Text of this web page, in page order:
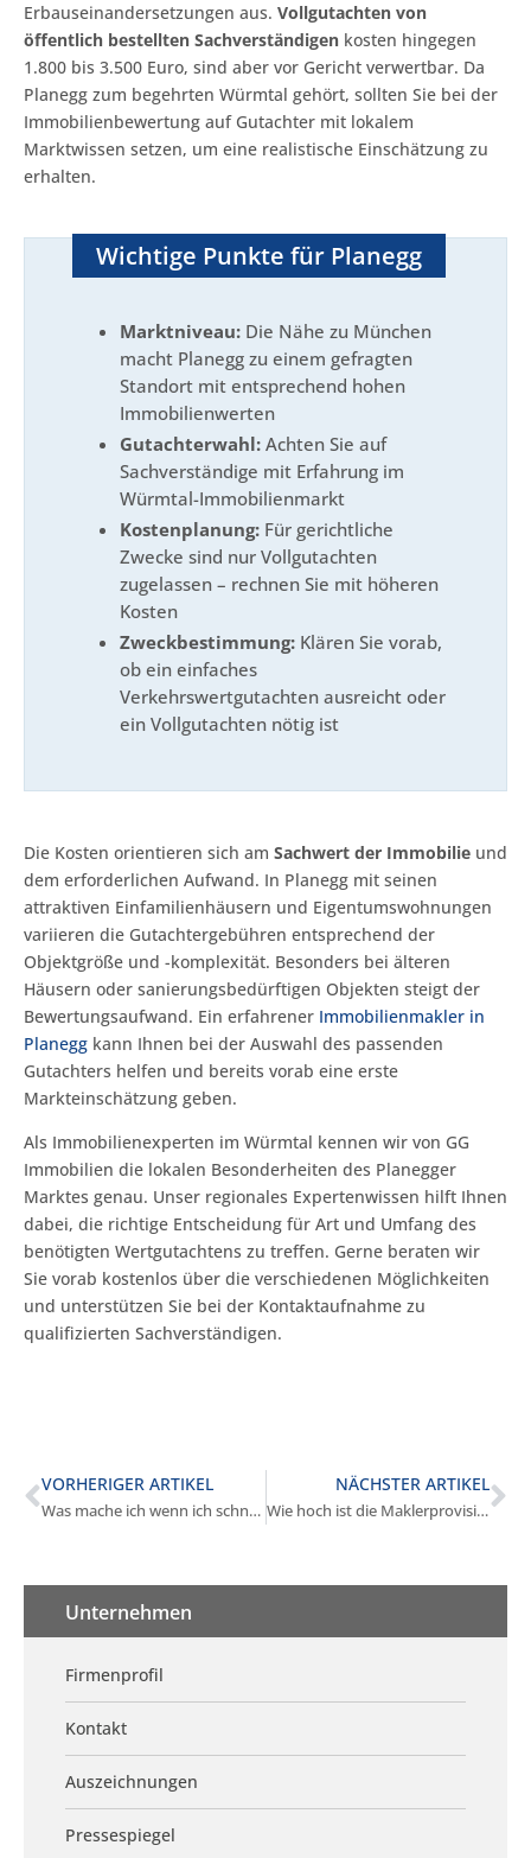
Erbauseinandersetzungen aus. Vollgutachten von
öffentlich bestellten Sachverständigen kosten hingegen
1.800 bis 3.500 Euro, sind aber vor Gericht verwertbar. Da
Planegg zum begehrten Würmtal gehört, sollten Sie bei der
Immobilienbewertung auf Gutachter mit lokalem
Marktwissen setzen, um eine realistische Einschätzung zu
erhalten.
Wichtige Punkte für Planegg
Marktniveau: Die Nähe zu München
macht Planegg zu einem gefragten
Standort mit entsprechend hohen
Immobilienwerten
Gutachterwahl:Achten Sie auf
Sachverständige mit Erfahrung im
Würmtal-Immobilienmarkt
Kostenplanung: Für gerichtliche
Zwecke sind nur Vollgutachten
zugelassen – rechnen Sie mit höheren
Kosten
Zweckbestimmung: Klären Sie vorab,
ob ein einfaches
Verkehrswertgutachten ausreicht oder
ein Vollgutachten nötig ist
Die Kosten orientieren sich am Sachwert der Immobilie und
dem erforderlichen Aufwand. In Planegg mit seinen
attraktiven Einfamilienhäusern und Eigentumswohnungen
variieren die Gutachtergebühren entsprechend der
Objektgröße und -komplexität. Besonders bei älteren
Häusern oder sanierungsbedürftigen Objekten steigt der
Bewertungsaufwand. Ein erfahrener Immobilienmakler in
Planegg kann Ihnen bei der Auswahl des passenden
Gutachters helfen und bereits vorab eine erste
Markteinschätzung geben.
Als Immobilienexperten im Würmtal kennen wir von GG
Immobilien die lokalen Besonderheiten des Planegger
Marktes genau. Unser regionales Expertenwissen hilft Ihnen
dabei, die richtige Entscheidung für Art und Umfang des
benötigten Wertgutachtens zu treffen. Gerne beraten wir
Sie vorab kostenlos über die verschiedenen Möglichkeiten
und unterstützen Sie bei der Kontaktaufnahme zu
qualifizierten Sachverständigen.
VORHERIGER ARTIKEL
Was mache ich wenn ich schnell verkaufen muss in Planegg?
NÄCHSTER ARTIKEL
Wie hoch ist die Maklerprovision in Planegg?
Unternehmen
Firmenprofil
Kontakt
Auszeichnungen
Pressespiegel